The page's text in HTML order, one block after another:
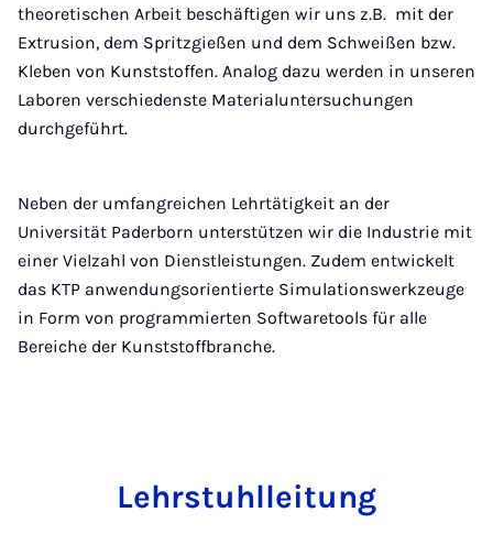
theoretischen Arbeit beschäftigen wir uns z.B. mit der
Extrusion, dem Spritzgießen und dem Schweißen bzw.
Kleben von Kunststoffen. Analog dazu werden in unseren
Laboren verschiedenste Materialuntersuchungen
durchgeführt.
Neben der umfangreichen Lehrtätigkeit an der
Universität Paderborn unterstützen wir die Industrie mit
einer Vielzahl von Dienstleistungen. Zudem entwickelt
das KTP anwendungsorientierte Simulationswerkzeuge
in Form von programmierten Softwaretools für alle
Bereiche der Kunststoffbranche.
Lehrstuhlleitung